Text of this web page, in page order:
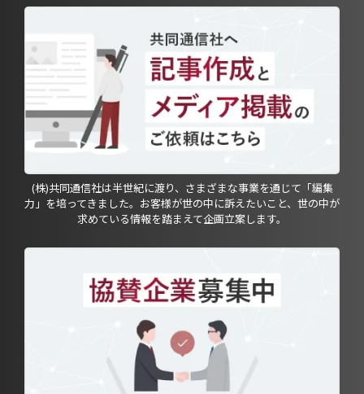
(株)共同通信社は半世紀に渡り、さまざまな事業を通じて「編集
力」を培ってきました。お客様が世の中に訴えたいこと、世の中が
求めている情報を踏まえて企画立案します。